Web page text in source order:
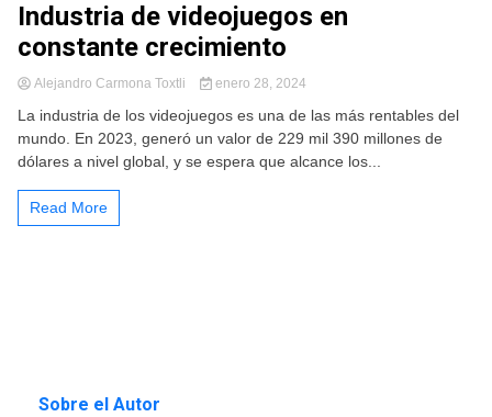
Industria de videojuegos en
constante crecimiento
Alejandro Carmona Toxtli enero 28, 2024
La industria de los videojuegos es una de las más rentables del
mundo. En 2023, generó un valor de 229 mil 390 millones de
dólares a nivel global, y se espera que alcance los...
Read More
Sobre el Autor